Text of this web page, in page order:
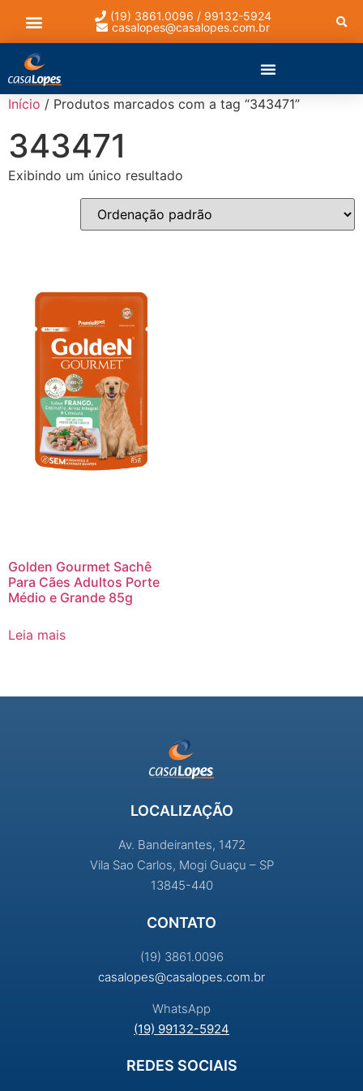
(19) 3861.0096 / 99132-5924
casalopes@casalopes.com.br
Início / Produtos marcados com a tag “343471”
343471
Exibindo um único resultado
Golden Gourmet Sachê
Para Cães Adultos Porte
Médio e Grande 85g
Leia mais
LOCALIZAÇÃO
Av. Bandeirantes, 1472
Vila Sao Carlos, Mogi Guaçu – SP
13845-440
CONTATO
(19) 3861.0096
casalopes@casalopes.com.br
WhatsApp
(19) 99132-5924
REDES SOCIAIS